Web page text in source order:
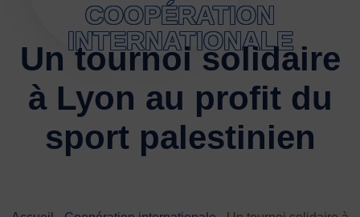
ACCUEIL
LA FSGT
Présentation
Histoire
Fonctionnement
Partenaires
COOPÉRATION
INTERNATIONALE
Un tournoi solidaire
à Lyon au profit du
sport palestinien